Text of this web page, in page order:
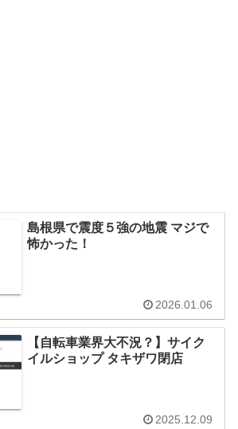
島根県で震度５強の地震 マジで
怖かった！
2026.01.06
【自転車業界大不況？】サイク
イルショップ タキザワ閉店
2025.12.09